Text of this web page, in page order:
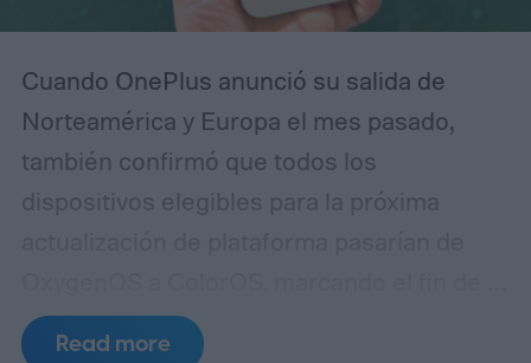
Cuando OnePlus anunció su salida de
Norteamérica y Europa el mes pasado,
también confirmó que todos los
dispositivos elegibles para la próxima
apariencia de Android que ayudó a definir
Read more